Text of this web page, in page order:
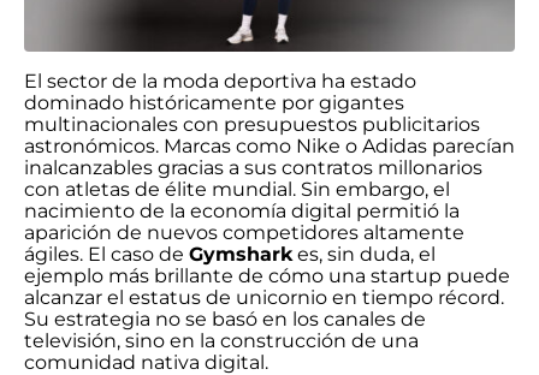
El sector de la moda deportiva ha estado
dominado históricamente por gigantes
multinacionales con presupuestos publicitarios
astronómicos. Marcas como Nike o Adidas parecían
inalcanzables gracias a sus contratos millonarios
con atletas de élite mundial. Sin embargo, el
nacimiento de la economía digital permitió la
aparición de nuevos competidores altamente
ágiles. El caso de Gymshark es, sin duda, el
ejemplo más brillante de cómo una startup puede
alcanzar el estatus de unicornio en tiempo récord.
Su estrategia no se basó en los canales de
televisión, sino en la construcción de una
comunidad nativa digital.